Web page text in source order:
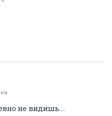
не видишь...